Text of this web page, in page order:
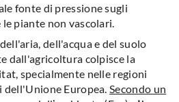
fonte di pressione sugli
piante non vascolari.
dell'acqua e del suolo
dall'agricoltura colpisce la
specialmente nelle regioni
dell'Unione Europea.Secondo un